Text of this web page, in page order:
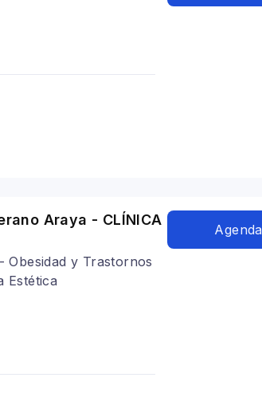
Araya - CLÍNICA
Obesidad y Trastornos
Estética